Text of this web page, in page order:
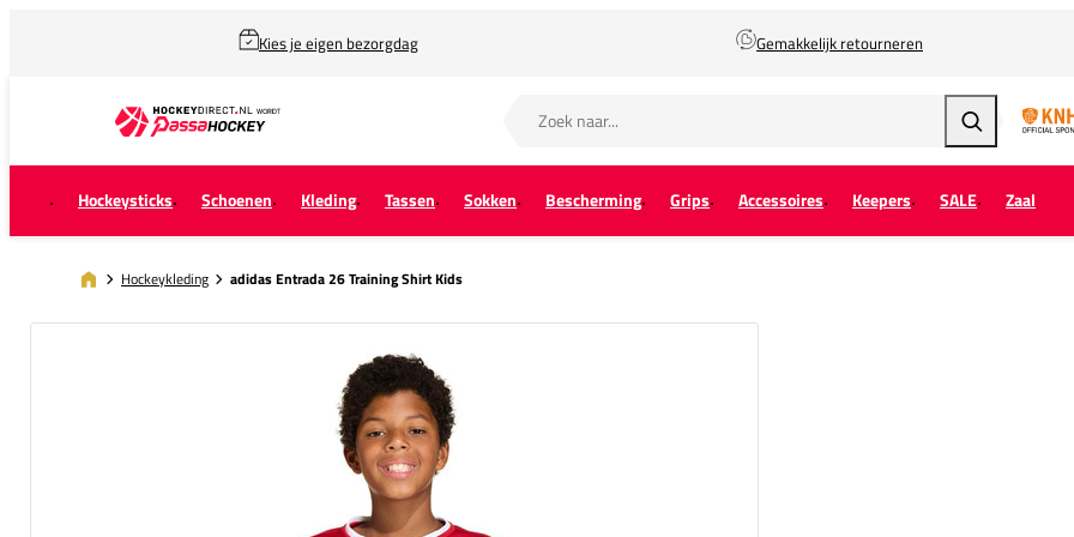
Kies je eigen bezorgdag Gemakkelijk retourneren
Zoeken
Hockeysticks Schoenen Kleding Tassen Sokken Bescherming Grips Accessoires Keepers SALE Zaal
Hockeykleding adidas Entrada 26 Training Shirt Kids